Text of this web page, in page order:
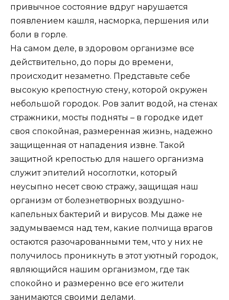
привычное состояние вдруг нарушается
появлением кашля, насморка, першения или
боли в горле.
На самом деле, в здоровом организме все
действительно, до поры до времени,
происходит незаметно. Представьте себе
высокую крепостную стену, которой окружен
небольшой городок. Ров залит водой, на стенах
стражники, мосты подняты – в городке идет
своя спокойная, размеренная жизнь, надежно
защищенная от нападения извне. Такой
защитной крепостью для нашего организма
служит эпителий носоглотки, который
неусыпно несет свою стражу, защищая наш
организм от болезнетворных воздушно-
капельных бактерий и вирусов. Мы даже не
задумываемся над тем, какие полчища врагов
остаются разочарованными тем, что у них не
получилось проникнуть в этот уютный городок,
являющийся нашим организмом, где так
спокойно и размеренно все его жители
занимаются своими делами.